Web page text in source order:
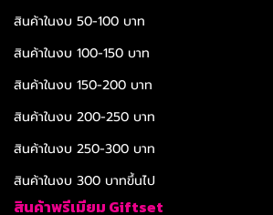
สินค้าในงบ 50-100 บาท
สินค้าในงบ 100-150 บาท
สินค้าในงบ 150-200 บาท
สินค้าในงบ 200-250 บาท
สินค้าในงบ 250-300 บาท
สินค้าในงบ 300 บาทขึ้นไป
สินค้าพรีเมียม Giftset